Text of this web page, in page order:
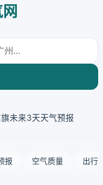
未来3天天气预报
报 空气质量 出行